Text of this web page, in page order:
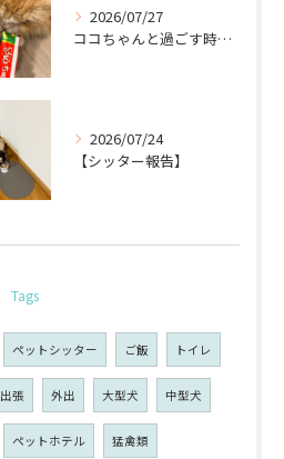
2026/07/27
ココちゃんと過ごす時間が待ち遠しい！🐾
2026/07/24
【シッター報告】
Tags
ペットシッター ご飯 トイレ
出張 外出 大型犬 中型犬
ペットホテル 猛禽類